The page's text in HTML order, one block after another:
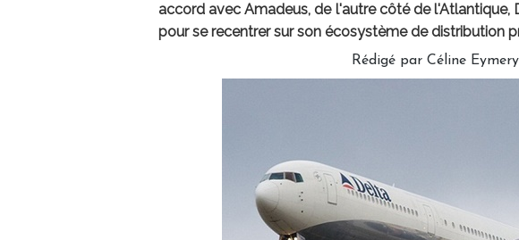
accord avec Amadeus, de l'autre côté de l'Atlantique,
pour se recentrer sur son écosystème de distribution
Rédigé par Céline Eymery